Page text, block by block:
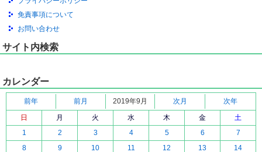
免責事項について
お問い合わせ
サイト内検索
カレンダー
前年 前月 2019年9月 次月
次年
日
月 火 水 木 金
土
1
2 3 4 5 6
7
8
9 10 11 12 13 14